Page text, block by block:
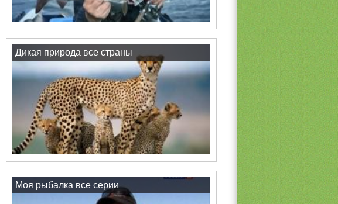
Дикая природа все страны
Моя рыбалка все серии